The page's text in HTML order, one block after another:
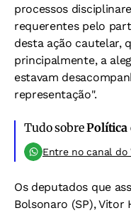
processos
requerentes pelo
desta ação cautelar,
principalmente, a
estavam
representação".
Tudo sobrePolítica
Entre no canal do
Os deputados que
Bolsonaro (SP), Vitor